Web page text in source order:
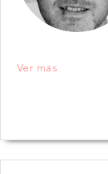
Ver más